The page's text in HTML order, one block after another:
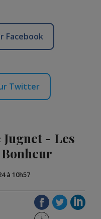
Facebook
Twitter
- Les
à 10h57